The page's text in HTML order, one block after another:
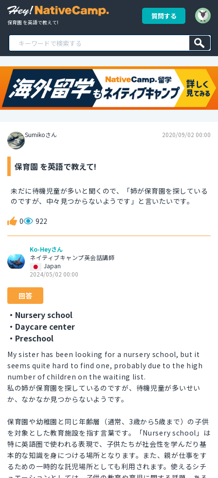
保育園 を英語で教えて!
質問する
Sumikoさん 2020/09/02 00:00
保育園 を英語で教えて!
未だに待機児童が多いと聞くので、「姉が保育園を探している
のですが、中々見つからないようです」と言いたいです。
0 922
Ko-Heyさん
ネイティブキャンプ英会話講師
Japan
2024/05/02 00:00
回答
・Nursery school
・Daycare center
・Preschool
My sister has been looking for a nursery school, but it
seems quite hard to find one, probably due to the high
number of children on the waiting list.
私の姉が保育園を探しているのですが、待機児童が多いせい
か、なかなか見つからないようです。
保育園や幼稚園と同じ年齢層（通常、3歳から5歳まで）の子供
を対象とした教育施設を指す言葉です。「Nursery school」は
特に英語圏で使われる表現で、子供たちが社会性を学んだり基
本的な知識を身につける場所となります。また、親が仕事をす
るための一時的な託児場所としても利用されます。使えるシチ